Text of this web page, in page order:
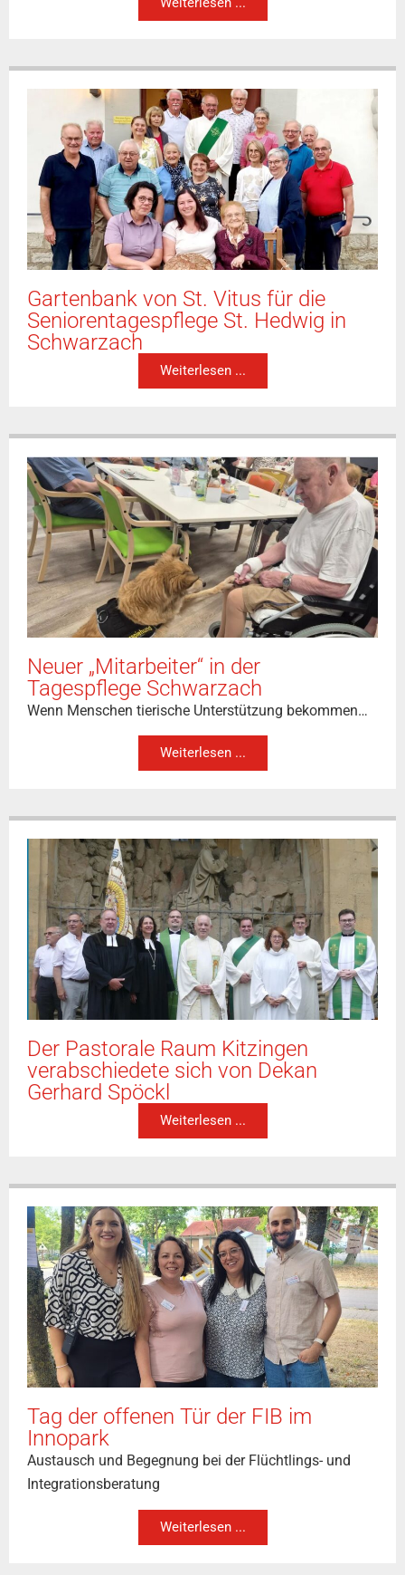
Gartenbank von St. Vitus für die
Seniorentagespflege St. Hedwig in
Schwarzach
Weiterlesen ...
Neuer „Mitarbeiter“ in der
Tagespflege Schwarzach
Wenn Menschen tierische Unterstützung bekommen…
Weiterlesen ...
Der Pastorale Raum Kitzingen
verabschiedete sich von Dekan
Gerhard Spöckl
Weiterlesen ...
Tag der offenen Tür der FIB im
Innopark
Austausch und Begegnung bei der Flüchtlings- und
Integrationsberatung
Weiterlesen ...